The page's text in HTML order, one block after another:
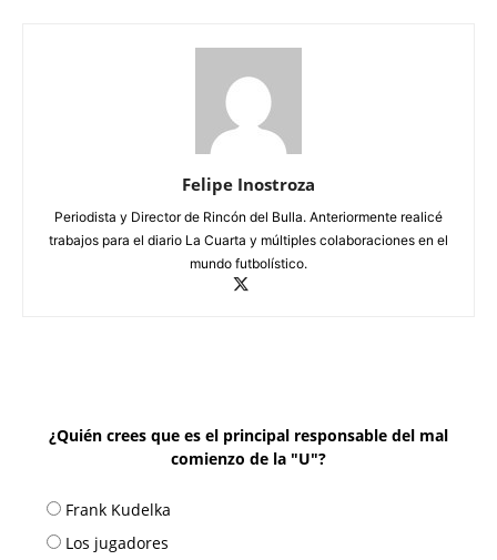
Felipe Inostroza
Periodista y Director de Rincón del Bulla. Anteriormente realicé
trabajos para el diario La Cuarta y múltiples colaboraciones en el
mundo futbolístico.
¿Quién crees que es el principal responsable del mal
comienzo de la "U"?
Frank Kudelka
Los jugadores